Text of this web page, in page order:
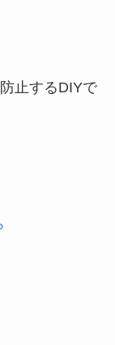
止するDIYで